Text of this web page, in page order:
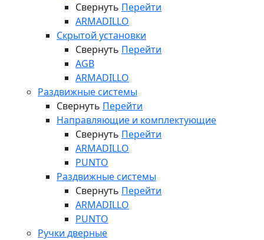
Свернуть Перейти
ARMADILLO
Скрытой установки
Свернуть Перейти
AGB
ARMADILLO
Раздвижные системы
Свернуть Перейти
Направляющие и комплектующие
Свернуть Перейти
ARMADILLO
PUNTO
Раздвижные системы
Свернуть Перейти
ARMADILLO
PUNTO
Ручки дверные